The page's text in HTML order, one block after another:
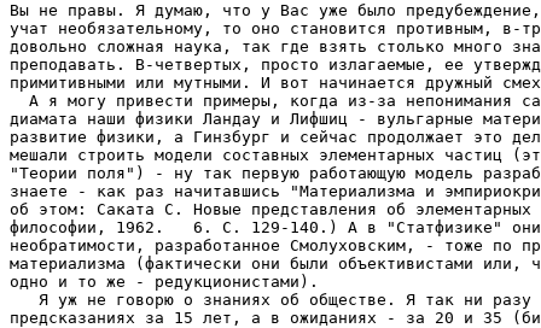
Вы не правы. Я думаю, что у Вас уже было
учат необязательному, то оно становится противным, в-
довольно сложная наука, так где взять столько много
преподавать. В-четвертых, просто излагаемые, ее
примитивными или мутными. И вот начинается дружный
А я могу привести примеры, когда из-за непонимания
диамата наши физики Ландау и Лифшиц - вульгарные
развитие физики, а Гинзбург и сейчас продолжает это
мешали строить модели составных элементарных частиц
"Теории поля") - ну так первую работающую модель
знаете - как раз начитавшись "Материализма и
об этом: Саката С. Новые представления об
философии, 1962.   6. С. 129-140.) А в "Статфизике" они
необратимости, разработанное Смолуховским, - тоже по
материализма (фактически они были объективистами или,
одно и то же - редукционистами).
Я уж не говорю о знаниях об обществе. Я так ни разу
предсказаниях за 15 лет, а в ожиданиях - за 20 и 35